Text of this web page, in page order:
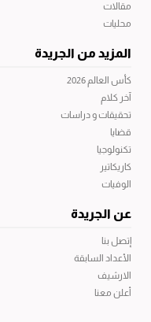
مقالات
محليات
المزيد من الجريدة
كأس العالم 2026
آخر كلام
تحقيقات و دراسات
قضايا
تكنولوجيا
كاريكاتير
الوفيات
عن الجريدة
إتصل بنا
الأعداد السابقة
الارشيف
أعلن معنا